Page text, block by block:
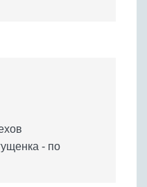
- по